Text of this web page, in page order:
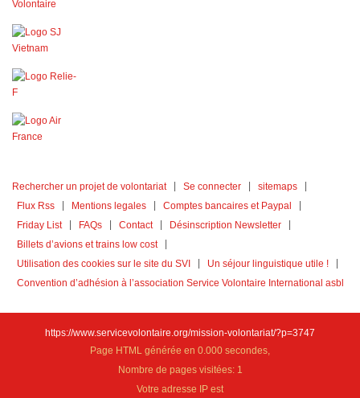
Rechercher un projet de volontariat Se connecter
sitemaps
Flux Rss
Mentions legales
Comptes bancaires et Paypal
Friday List
FAQs Contact
Désinscription Newsletter
Billets d’avions et trains low cost
Utilisation des cookies sur le site du SVI
Un séjour linguistique utile !
Convention d’adhésion à l’association Service Volontaire International asbl
https://www.servicevolontaire.org/mission-volontariat/?p=3747
Page HTML générée en 0.000 secondes,
Nombre de pages visitées: 1
Votre adresse IP est